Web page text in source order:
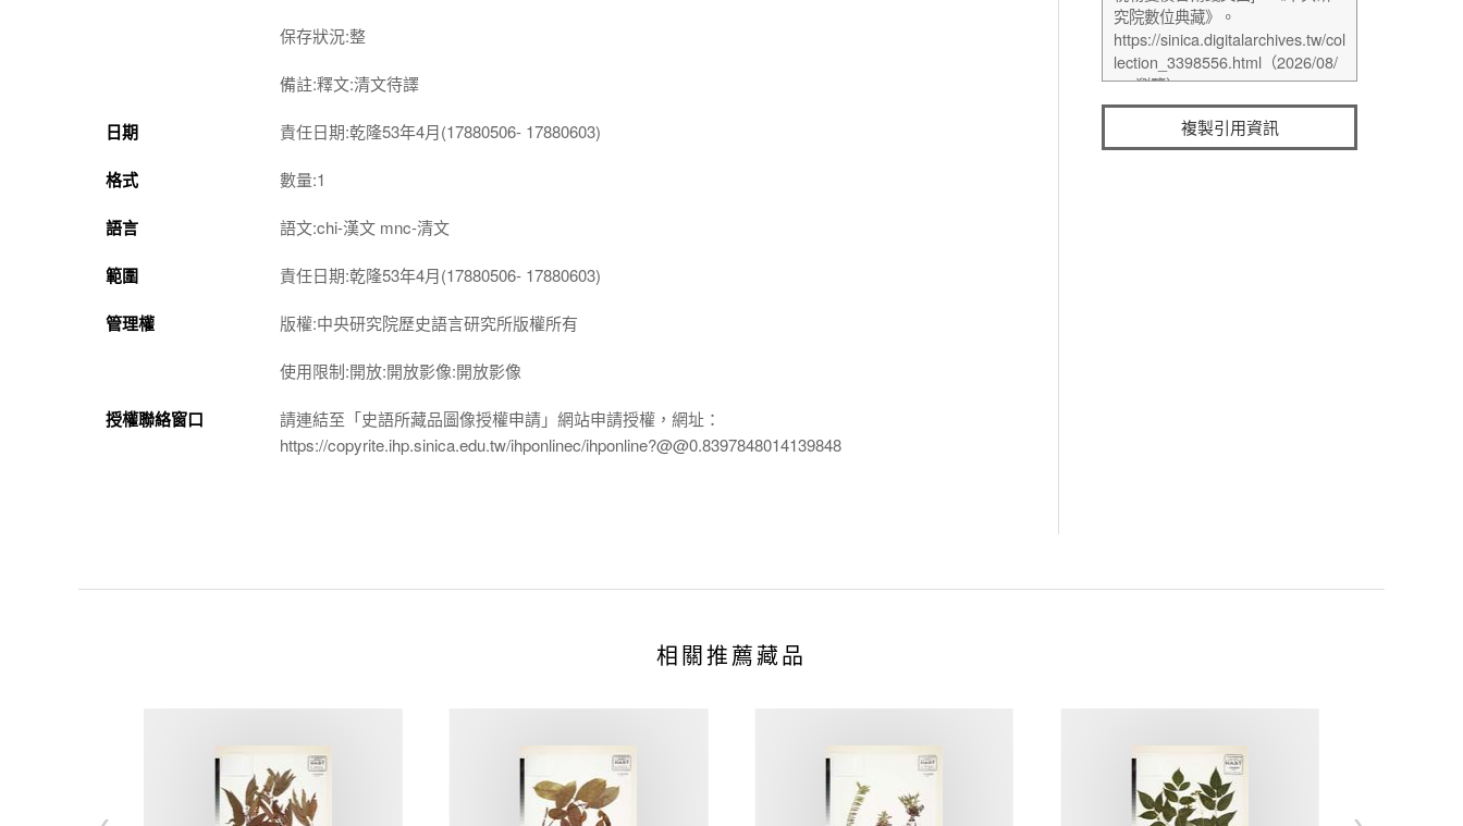
保存狀況:整
備註:釋文:清文待譯
日期 責任日期:乾隆53年4月(17880506- 17880603)
格式 數量:1
語言 語文:chi-漢文 mnc-清文
範圍 責任日期:乾隆53年4月(17880506- 17880603)
管理權 版權:中央研究院歷史語言研究所版權所有
使用限制:開放:開放影像:開放影像
授權聯絡窗口
請連結至「史語所藏品圖像授權申請」網站申請授權，網址：
https://copyrite.ihp.sinica.edu.tw/ihponlinec/ihponline?@@0.8397848014139848
複製引用資訊
相關推薦藏品